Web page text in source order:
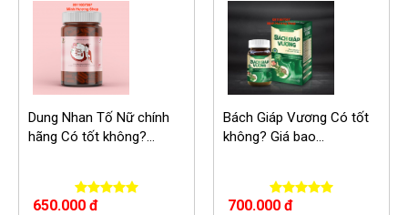
Dung Nhan Tố Nữ chính
hãng Có tốt không?...
650.000 đ
Bách Giáp Vương Có tốt
không? Giá bao...
700.000 đ